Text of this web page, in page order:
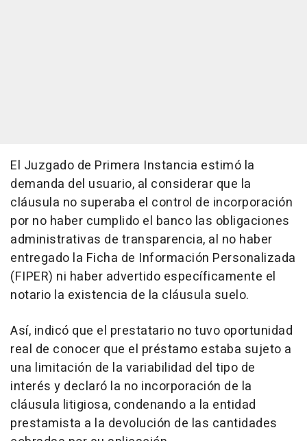
El Juzgado de Primera Instancia estimó la
demanda del usuario, al considerar que la
cláusula no superaba el control de incorporación
por no haber cumplido el banco las obligaciones
administrativas de transparencia, al no haber
entregado la Ficha de Información Personalizada
(FIPER) ni haber advertido específicamente el
notario la existencia de la cláusula suelo.
Así, indicó que el prestatario no tuvo oportunidad
real de conocer que el préstamo estaba sujeto a
una limitación de la variabilidad del tipo de
interés y declaró la no incorporación de la
cláusula litigiosa, condenando a la entidad
prestamista a la devolución de las cantidades